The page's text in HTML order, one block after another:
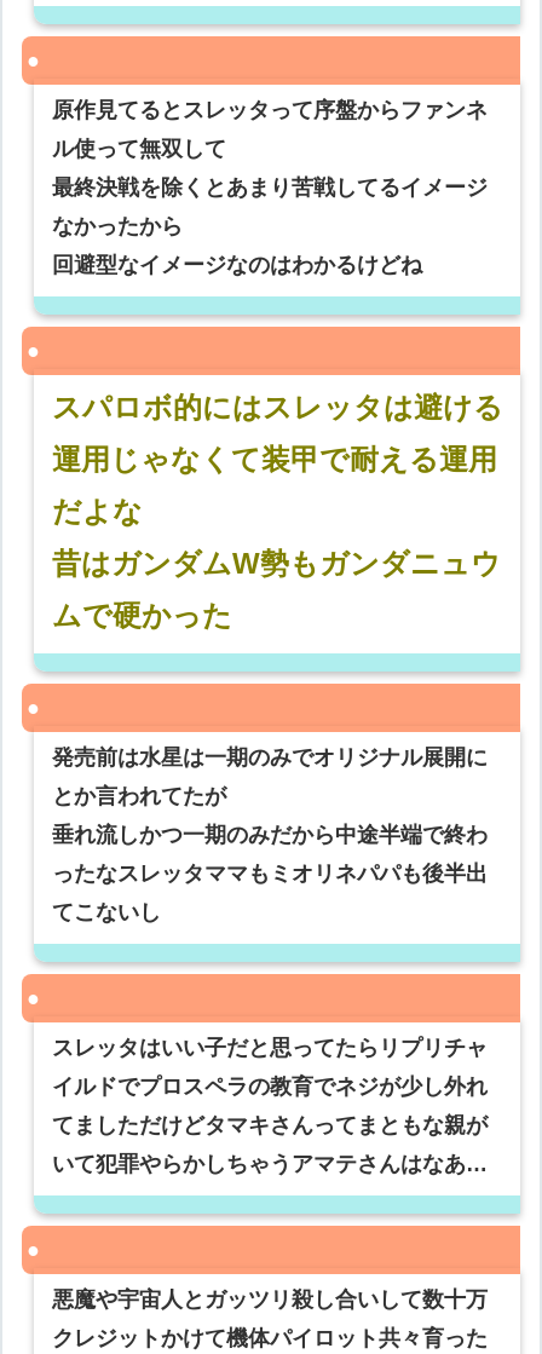
原作見てるとスレッタって序盤からファンネ
ル使って無双して
最終決戦を除くとあまり苦戦してるイメージ
なかったから
回避型なイメージなのはわかるけどね
スパロボ的にはスレッタは避ける
運用じゃなくて装甲で耐える運用
だよな
昔はガンダムW勢もガンダニュウ
ムで硬かった
発売前は水星は一期のみでオリジナル展開に
とか言われてたが
垂れ流しかつ一期のみだから中途半端で終わ
ったなスレッタママもミオリネパパも後半出
てこないし
スレッタはいい子だと思ってたらリプリチャ
イルドでプロスペラの教育でネジが少し外れ
てましただけどタマキさんってまともな親が
いて犯罪やらかしちゃうアマテさんはなあ…
悪魔や宇宙人とガッツリ殺し合いして数十万
クレジットかけて機体パイロット共々育った